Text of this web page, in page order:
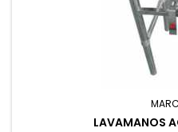
LAVAMANOS